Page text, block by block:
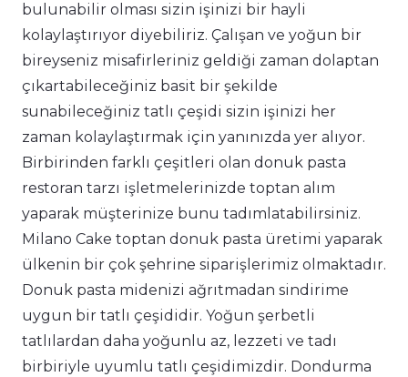
bulunabilir olması sizin işinizi bir hayli
kolaylaştırıyor diyebiliriz. Çalışan ve yoğun bir
bireyseniz misafirleriniz geldiği zaman dolaptan
çıkartabileceğiniz basit bir şekilde
sunabileceğiniz tatlı çeşidi sizin işinizi her
zaman kolaylaştırmak için yanınızda yer alıyor.
Birbirinden farklı çeşitleri olan donuk pasta
restoran tarzı işletmelerinizde toptan alım
yaparak müşterinize bunu tadımlatabilirsiniz.
Milano Cake toptan donuk pasta üretimi yaparak
ülkenin bir çok şehrine siparişlerimiz olmaktadır.
Donuk pasta midenizi ağrıtmadan sindirime
uygun bir tatlı çeşididir. Yoğun şerbetli
tatlılardan daha yoğunlu az, lezzeti ve tadı
birbiriyle uyumlu tatlı çeşidimizdir. Dondurma